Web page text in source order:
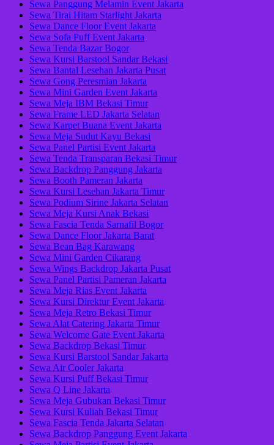
Sewa Panggung Melamin Event Jakarta
Sewa Tirai Hitam Starlight Jakarta
Sewa Dance Floor Event Jakarta
Sewa Sofa Puff Event Jakarta
Sewa Tenda Bazar Bogor
Sewa Kursi Barstool Sandar Bekasi
Sewa Bantal Lesehan Jakarta Pusat
Sewa Gong Peresmian Jakarta
Sewa Mini Garden Event Jakarta
Sewa Meja IBM Bekasi Timur
Sewa Frame LED Jakarta Selatan
Sewa Karpet Buana Event Jakarta
Sewa Meja Sudut Kayu Bekasi
Sewa Panel Partisi Event Jakarta
Sewa Tenda Transparan Bekasi Timur
Sewa Backdrop Panggung Jakarta
Sewa Booth Pameran Jakarta
Sewa Kursi Lesehan Jakarta Timur
Sewa Podium Sirine Jakarta Selatan
Sewa Meja Kursi Anak Bekasi
Sewa Fascia Tenda Sarnafil Bogor
Sewa Dance Floor Jakarta Barat
Sewa Bean Bag Karawang
Sewa Mini Garden Cikarang
Sewa Wings Backdrop Jakarta Pusat
Sewa Panel Partisi Pameran Jakarta
Sewa Meja Rias Event Jakarta
Sewa Kursi Direktur Event Jakarta
Sewa Meja Retro Bekasi Timur
Sewa Alat Catering Jakarta Timur
Sewa Welcome Gate Event Jakarta
Sewa Backdrop Bekasi Timur
Sewa Kursi Barstool Sandar Jakarta
Sewa Air Cooler Jakarta
Sewa Kursi Puff Bekasi Timur
Sewa Q Line Jakarta
Sewa Meja Gubukan Bekasi Timur
Sewa Kursi Kuliah Bekasi Timur
Sewa Fascia Tenda Jakarta Selatan
Sewa Backdrop Panggung Event Jakarta